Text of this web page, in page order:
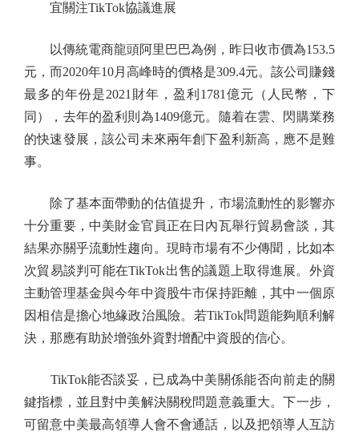
宜關注TikTok協議進展
以傳統電商龍頭阿里巴巴為例，昨日收市價為153.5
元，而2020年10月高峰時的價格是309.4元。該公司賺錢
最多的年份是2021財年，盈利1781億元（人民幣，下
同），去年的盈利則為1409億元。隨着在雲、閃購業務
的快速發展，該公司未來兩年創下盈利新高，應不是難
事。
除了基本面帶動的估值提升，市場流動性的影響亦
十分重要，中美財金官員正在日內瓦舉行貿易會談，其
結果亦關乎流動性趨向。現時市場有不少傳聞，比如本
次貿易談判可能在TikTok出售的議題上取得進展。外資
主動管理基金與今年中資股牛市保持距離，其中一個原
因相信是擔心地緣政治風險。若TikTok問題能夠順利解
決，那應有助於增強外資對增配中資股的信心。
TikTok能否談妥，已成為中美關係能否向前走的關
鍵指標，並且對中美解決關稅問題意義重大。下一步，
可留意中美最高領導人會不會通話，以及把領導人互訪